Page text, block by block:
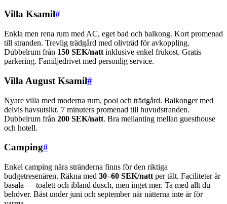
Villa Ksamil#
Enkla men rena rum med AC, eget bad och balkong. Kort promenad
till stranden. Trevlig trädgård med olivträd för avkoppling.
Dubbelrum från 150 SEK/natt inklusive enkel frukost. Gratis
parkering. Familjedrivet med personlig service.
Villa August Ksamil#
Nyare villa med moderna rum, pool och trädgård. Balkonger med
delvis havsutsikt. 7 minuters promenad till huvudstranden.
Dubbelrum från 200 SEK/natt. Bra mellanting mellan guesthouse
och hotell.
Camping#
Enkel camping nära stränderna finns för den riktiga
budgetresenären. Räkna med 30–60 SEK/natt per tält. Faciliteter är
basala — toalett och ibland dusch, men inget mer. Ta med allt du
behöver. Bäst under juni och september när nätterna inte är för